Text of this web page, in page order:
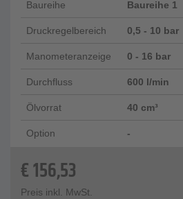
Baureihe Baureihe 1
Druckregelbereich 0,5 - 10 bar
Manometeranzeige 0 - 16 bar
Durchfluss 600 l/min
Ölvorrat 40 cm³
Option -
€156,53
Preis inkl. MwSt.